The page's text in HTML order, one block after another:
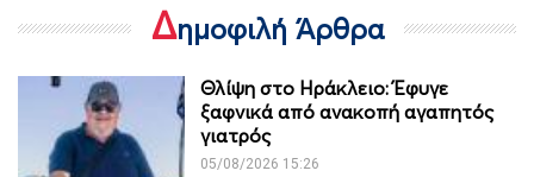
Δημοφιλή Άρθρα
Θλίψη στο Ηράκλειο: Έφυγε
ξαφνικά από ανακοπή αγαπητός
γιατρός
05/08/2026 15:26